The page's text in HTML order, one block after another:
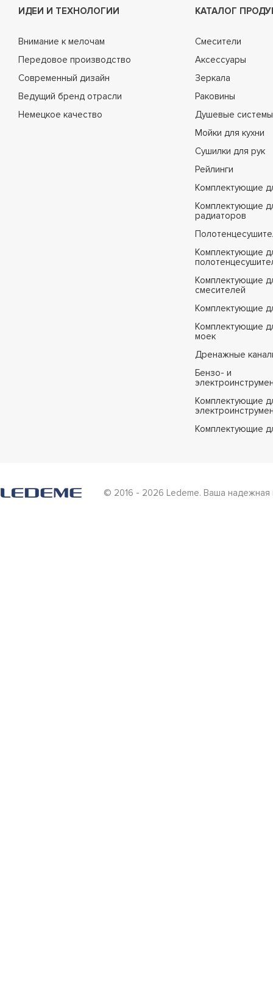
ИДЕИ И ТЕХНОЛОГИИ
Внимание к мелочам
Передовое производство
Современный дизайн
Ведущий бренд отрасли
Немецкое качество
КАТАЛОГ
Смесители
Аксессуары
Зеркала
Раковины
Душевые системы
Мойки для кухни
Сушилки для рук
Рейлинги
Комплектующие
Комплектующие
радиаторов
Комплектующие
Комплектующие
смесителей
Комплектующие
Комплектующие
моек
Дренажные
Бензо- и
Комплектующие
Комплектующие
© 2016 - 2026 Ledeme. Ваша